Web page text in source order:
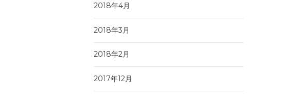
2018年4月
2018年3月
2018年2月
2017年12月